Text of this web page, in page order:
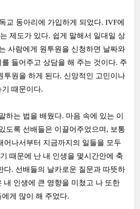
교 동아리에 가입하게 되었다. IVF에
제도가 있다. 쉽게 말해서 일대일 상
사람에게 원투원을 신청하면 날짜와
들어주고 상담을 해 주는 것이다. 주
투원을 하게 된다. 신앙적인 고민이나
때문이다.
하는 법을 배웠다. 마음 속에 있는 이
도록 선배들은 이끌어주었으며, 보통
어나서부터 지금까지의 일들을 모두
때문에 난 내 인생을 몇시간안에 축
다. 선배들의 날카로운 질문과 따뜻하
내 인생에 큰 영향을 미쳤고 나 또한
게 많이 해 주었다.